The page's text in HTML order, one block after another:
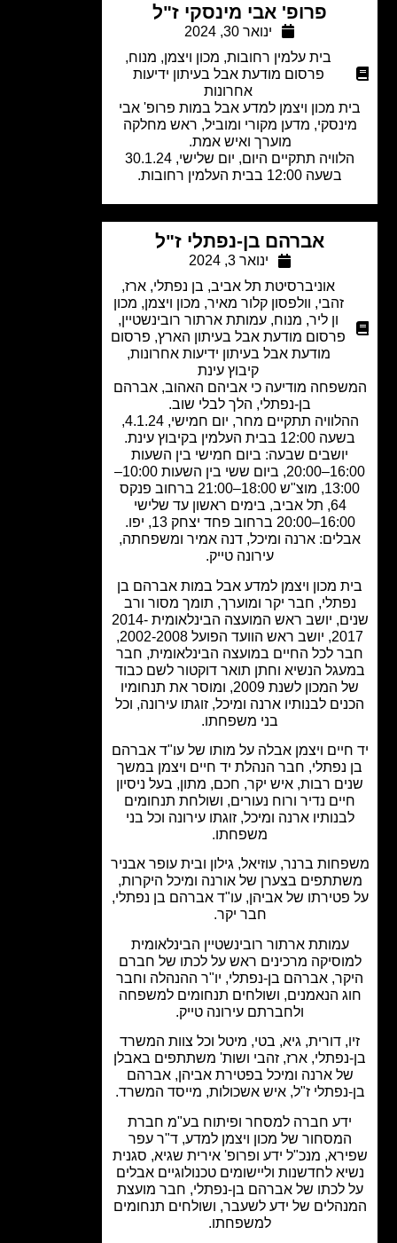
פרופ' אבי מינסקי ז"ל
ינואר 30, 2024
בית עלמין רחובות ,מכון ויצמן,מנוח,
פרסום מודעת אבל בעיתון ידיעות
אחרונות
מכון ויצמן למדע אבל במות פרופ' אבי
מדען מקורי ומוביל, ראש מחלקה
מוערך ואיש אמת.
הלוויה תתקיים היום, יום שלישי, 30.1.24
אברהם בן-נפתלי ז"ל
ינואר 3, 2024
אוניברסיטת תל אביב,בן נפתלי, ארז,
וולפסון קלור מאיר,מכון ויצמן,מכון
ון ליר
מנוח,עמותת ארתור רובינשטיין,
פרסום מודעת אבל בעיתון הארץ,פרסום
מודעת אבל בעיתון ידיעות אחרונות,
קיבוץ עינת
מודיעה כי אביהם האהוב, אברהם
בן-נפתלי, הלך לבלי שוב.
ההלוויה תתקיים מחר, יום חמישי, 4.1.24,
יושבים שבעה: ביום חמישי בין השעות
16:00–20:00, ביום ששי בין השעות 10:00–
13:00, מוצ"ש 18:00–21:00 ברחוב פנקס
64, תל אביב, בימים ראשון עד שלישי
ארנה ומיכל, דנה אמיר ומשפחתה,
עירונה טייק.
מכון ויצמן למדע אבל במות אברהם בן
חבר יקר ומוערך, תומך מסור ורב
שנים, יושב ראש המועצה הבינלאומית 2014-
2017, יושב ראש הוועד הפועל 2002-2008,
לכל החיים במועצה הבינלאומית, חבר
הנשיא וחתן תואר דוקטור לשם כבוד
של המכון לשנת 2009, ומוסר את תנחומיו
לבנותיו ארנה ומיכל, זוגתו עירונה, וכל
בני משפחתו.
ויצמן אבלה על מותו של עו"ד אברהם
נפתלי, חבר הנהלת יד חיים ויצמן במשך
רבות, איש יקר, חכם, מתון, בעל ניסיון
נדיר ורוח נעורים, ושולחת תנחומים
ארנה ומיכל, זוגתו עירונה וכל בני
משפחתו.
ברנר, עוזיאל, גילון ובית עופר אבניר
בצערן של אורנה ומיכל היקרות,
של אביהן, עו"ד אברהם בן נפתלי,
חבר יקר.
עמותת ארתור רובינשטיין הבינלאומית
מרכינים ראש על לכתו של חברם
אברהם בן-נפתלי, יו"ר ההנהלה וחבר
הנאמנים, ושולחים תנחומים למשפחה
ולחברתם עירונה טייק.
דורית, גיא, בטי, מיטל וכל צוות המשרד
נפתלי, ארז, זהבי ושות' משתתפים באבלן
ארנה ומיכל בפטירת אביהן, אברהם
נפתלי ז"ל, איש אשכולות, מייסד המשרד.
חברה למסחר ופיתוח בע"מ חברת
המסחור של מכון ויצמן למדע, ד"ר עפר
מנכ"ל ידע ופרופ' אירית שגיא, סגנית
לחדשנות וליישומים טכנולוגיים אבלים
לכתו של אברהם בן-נפתלי, חבר מועצת
של ידע לשעבר, ושולחים תנחומים
למשפחתו.